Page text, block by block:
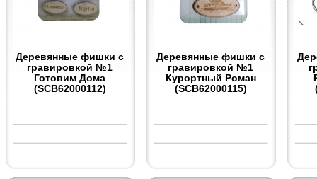
Деревянные фишки с
гравировкой №1
Готовим Дома
(SCB62000112)
Деревянные фишки с
гравировкой №1
Курортный Роман
(SCB62000115)